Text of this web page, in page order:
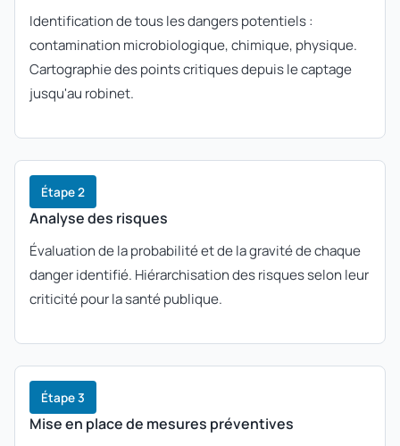
Identification de tous les dangers potentiels :
contamination microbiologique, chimique, physique.
Cartographie des points critiques depuis le captage
jusqu'au robinet.
Étape 2
Analyse des risques
Évaluation de la probabilité et de la gravité de chaque
danger identifié. Hiérarchisation des risques selon leur
criticité pour la santé publique.
Étape 3
Mise en place de mesures préventives